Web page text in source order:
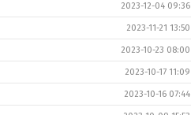
2023-12-04 09:36
2023-11-21 13:50
2023-10-23 08:00
2023-10-17 11:09
2023-10-16 07:44